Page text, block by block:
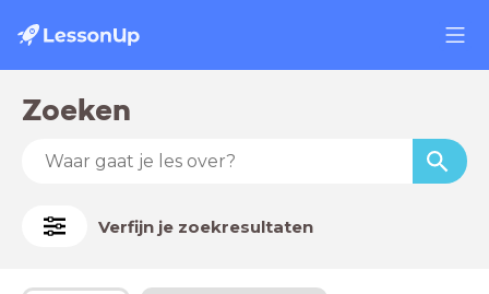
Zoeken
Verfijn je zoekresultaten